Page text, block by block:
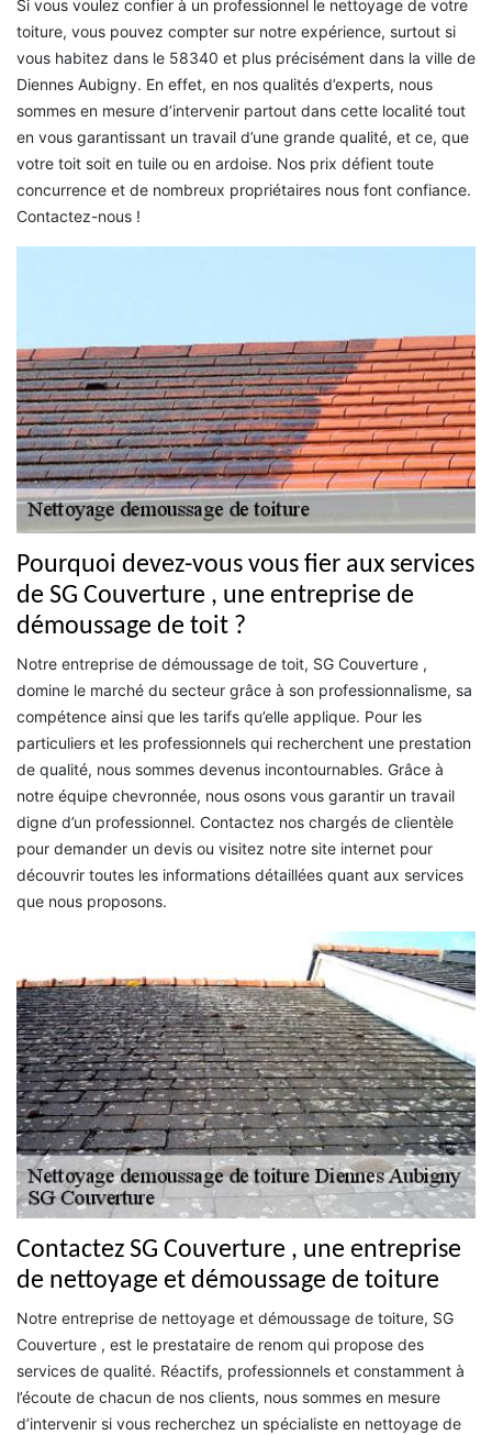
Si vous voulez confier à un professionnel le nettoyage de votre
toiture, vous pouvez compter sur notre expérience, surtout si
vous habitez dans le 58340 et plus précisément dans la ville de
Diennes Aubigny. En effet, en nos qualités d’experts, nous
sommes en mesure d’intervenir partout dans cette localité tout
en vous garantissant un travail d’une grande qualité, et ce, que
votre toit soit en tuile ou en ardoise. Nos prix défient toute
concurrence et de nombreux propriétaires nous font confiance.
Contactez-nous !
Pourquoi devez-vous vous fier aux services
de SG Couverture , une entreprise de
démoussage de toit ?
Notre entreprise de démoussage de toit, SG Couverture ,
domine le marché du secteur grâce à son professionnalisme, sa
compétence ainsi que les tarifs qu’elle applique. Pour les
particuliers et les professionnels qui recherchent une prestation
de qualité, nous sommes devenus incontournables. Grâce à
notre équipe chevronnée, nous osons vous garantir un travail
digne d’un professionnel. Contactez nos chargés de clientèle
pour demander un devis ou visitez notre site internet pour
découvrir toutes les informations détaillées quant aux services
que nous proposons.
Contactez SG Couverture , une entreprise
de nettoyage et démoussage de toiture
Notre entreprise de nettoyage et démoussage de toiture, SG
Couverture , est le prestataire de renom qui propose des
services de qualité. Réactifs, professionnels et constamment à
l’écoute de chacun de nos clients, nous sommes en mesure
d’intervenir si vous recherchez un spécialiste en nettoyage de